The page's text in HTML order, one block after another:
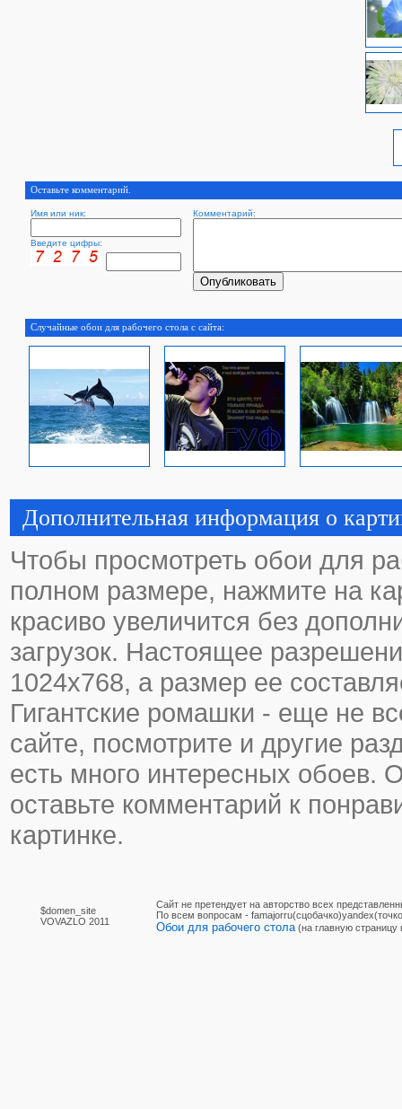
Оставьте комментарий.
Имя или ник: Комментарий:
Введите цифры:
Случайные обои для рабочего стола с сайта:
Дополнительная информация о
Чтобы просмотреть обои для
полном размере, нажмите на
красиво увеличится без
загрузок. Настоящее
1024х768, а размер ее
Гигантские ромашки - еще не
сайте, посмотрите и другие
есть много интересных обоев.
оставьте комментарий к
картинке.
$domen_site
VOVAZLO 2011
Сайт не претендует на авторство всех
По вcем вопросам -
Обои для рабочего стола (на главную страницу